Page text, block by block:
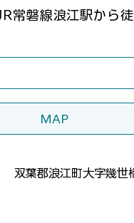
JR常磐線浪江駅から
MAP
双葉郡浪江町大字幾世